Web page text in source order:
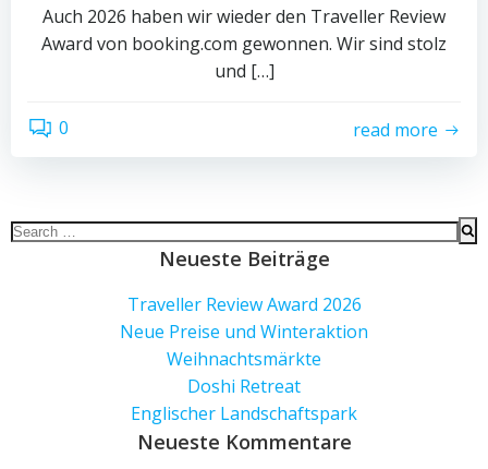
Auch 2026 haben wir wieder den Traveller Review
Award von booking.com gewonnen. Wir sind stolz
und […]
0 read more
Search
Neueste Beiträge
Traveller Review Award 2026
Neue Preise und Winteraktion
Weihnachtsmärkte
Doshi Retreat
Englischer Landschaftspark
Neueste Kommentare